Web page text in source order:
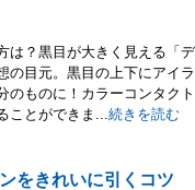
は？黒目が大きく見える「
の目元。黒目の上下にアイ
のものに！カラーコンタク
ことができま...続きを読む
をきれいに引くコツ